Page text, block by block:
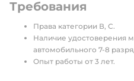
Требования
Права категории В, С.
Наличие удостоверения
автомобильного 7-8
Опыт работы от 3 лет.